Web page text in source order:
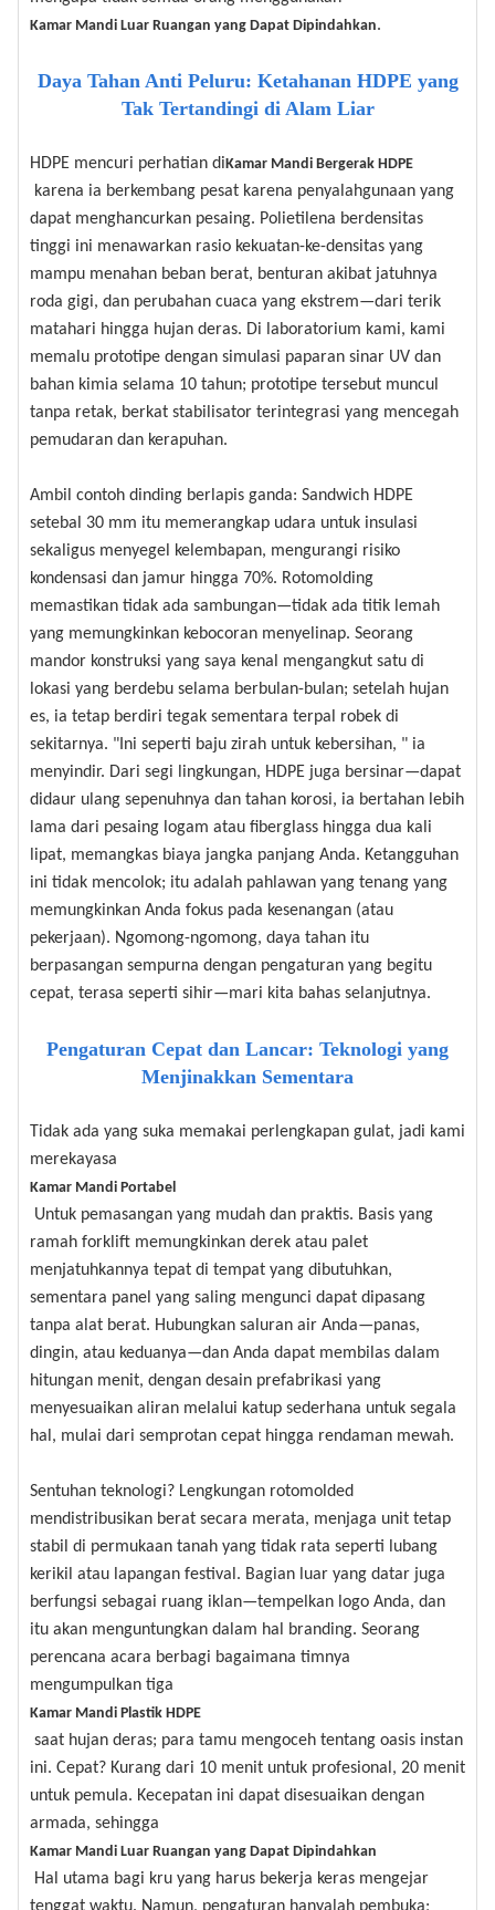
Kamar Mandi Luar Ruangan yang Dapat Dipindahkan.
Daya Tahan Anti Peluru: Ketahanan HDPE yang
Tak Tertandingi di Alam Liar
HDPE mencuri perhatian diKamar Mandi Bergerak HDPE
karena ia berkembang pesat karena penyalahgunaan yang
dapat menghancurkan pesaing. Polietilena berdensitas
tinggi ini menawarkan rasio kekuatan-ke-densitas yang
mampu menahan beban berat, benturan akibat jatuhnya
roda gigi, dan perubahan cuaca yang ekstrem—dari terik
matahari hingga hujan deras. Di laboratorium kami, kami
memalu prototipe dengan simulasi paparan sinar UV dan
bahan kimia selama 10 tahun; prototipe tersebut muncul
tanpa retak, berkat stabilisator terintegrasi yang mencegah
pemudaran dan kerapuhan.
Ambil contoh dinding berlapis ganda: Sandwich HDPE
setebal 30 mm itu memerangkap udara untuk insulasi
sekaligus menyegel kelembapan, mengurangi risiko
kondensasi dan jamur hingga 70%. Rotomolding
memastikan tidak ada sambungan—tidak ada titik lemah
yang memungkinkan kebocoran menyelinap. Seorang
mandor konstruksi yang saya kenal mengangkut satu di
lokasi yang berdebu selama berbulan-bulan; setelah hujan
es, ia tetap berdiri tegak sementara terpal robek di
sekitarnya. "Ini seperti baju zirah untuk kebersihan, " ia
menyindir. Dari segi lingkungan, HDPE juga bersinar—dapat
didaur ulang sepenuhnya dan tahan korosi, ia bertahan lebih
lama dari pesaing logam atau fiberglass hingga dua kali
lipat, memangkas biaya jangka panjang Anda. Ketangguhan
ini tidak mencolok; itu adalah pahlawan yang tenang yang
memungkinkan Anda fokus pada kesenangan (atau
pekerjaan). Ngomong-ngomong, daya tahan itu
berpasangan sempurna dengan pengaturan yang begitu
cepat, terasa seperti sihir—mari kita bahas selanjutnya.
Pengaturan Cepat dan Lancar: Teknologi yang
Menjinakkan Sementara
Tidak ada yang suka memakai perlengkapan gulat, jadi kami
merekayasa
Kamar Mandi Portabel
Untuk pemasangan yang mudah dan praktis. Basis yang
ramah forklift memungkinkan derek atau palet
menjatuhkannya tepat di tempat yang dibutuhkan,
sementara panel yang saling mengunci dapat dipasang
tanpa alat berat. Hubungkan saluran air Anda—panas,
dingin, atau keduanya—dan Anda dapat membilas dalam
hitungan menit, dengan desain prefabrikasi yang
menyesuaikan aliran melalui katup sederhana untuk segala
hal, mulai dari semprotan cepat hingga rendaman mewah.
Sentuhan teknologi? Lengkungan rotomolded
mendistribusikan berat secara merata, menjaga unit tetap
stabil di permukaan tanah yang tidak rata seperti lubang
kerikil atau lapangan festival. Bagian luar yang datar juga
berfungsi sebagai ruang iklan—tempelkan logo Anda, dan
itu akan menguntungkan dalam hal branding. Seorang
perencana acara berbagi bagaimana timnya
mengumpulkan tiga
Kamar Mandi Plastik HDPE
saat hujan deras; para tamu mengoceh tentang oasis instan
ini. Cepat? Kurang dari 10 menit untuk profesional, 20 menit
untuk pemula. Kecepatan ini dapat disesuaikan dengan
armada, sehingga
Kamar Mandi Luar Ruangan yang Dapat Dipindahkan
Hal utama bagi kru yang harus bekerja keras mengejar